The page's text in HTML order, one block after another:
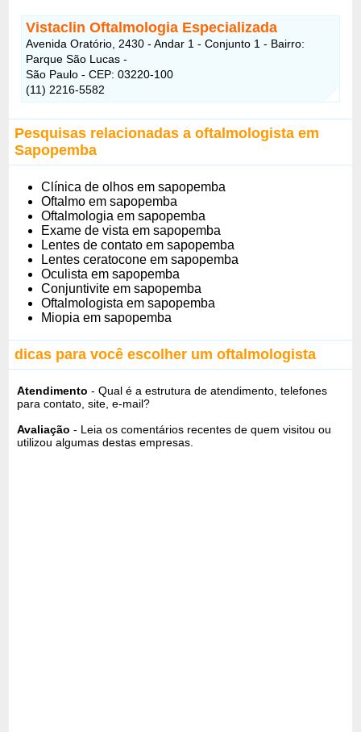
Vistaclin Oftalmologia Especializada
Avenida Oratório, 2430 - Andar 1 - Conjunto 1 - Bairro:
Parque São Lucas -
São Paulo - CEP: 03220-100
(11) 2216-5582
Pesquisas relacionadas a oftalmologista em
Sapopemba
Clínica de olhos em sapopemba
Oftalmo em sapopemba
Oftalmologia em sapopemba
Exame de vista em sapopemba
Lentes de contato em sapopemba
Lentes ceratocone em sapopemba
Oculista em sapopemba
Conjuntivite em sapopemba
Oftalmologista em sapopemba
Miopia em sapopemba
dicas para você escolher um oftalmologista
Atendimento - Qual é a estrutura de atendimento, telefones
para contato, site, e-mail?
Avaliação - Leia os comentários recentes de quem visitou ou
utilizou algumas destas empresas.